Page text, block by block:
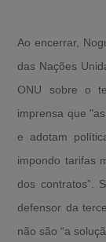
Ao encerrar,
das Nações
ONU sobre o
imprensa que
e adotam
impondo tarifas
dos contratos”.
defensor da
não são “a